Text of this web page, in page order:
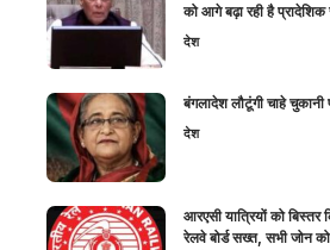
को आगे बढ़ा रही है
देश
बंगलादेश लौटूंगी चाहे
देश
आरएसी यात्रियों को बिस्तर
रेलवे बोर्ड सख्त, सभी जोन